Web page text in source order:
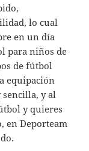
lo cual
en un día
para niños de
de fútbol
equipación
y al
y quieres
en Deporteam